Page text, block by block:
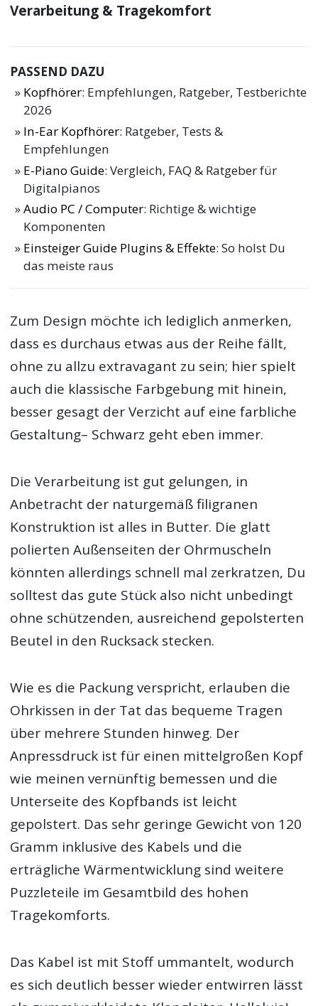
Verarbeitung & Tragekomfort
PASSEND DAZU
Kopfhörer: Empfehlungen, Ratgeber, Testberichte
2026
In-Ear Kopfhörer: Ratgeber, Tests &
Empfehlungen
E-Piano Guide: Vergleich, FAQ & Ratgeber für
Digitalpianos
Audio PC / Computer: Richtige & wichtige
Komponenten
Einsteiger Guide Plugins & Effekte: So holst Du
das meiste raus
Zum Design möchte ich lediglich anmerken,
dass es durchaus etwas aus der Reihe fällt,
ohne zu allzu extravagant zu sein; hier spielt
auch die klassische Farbgebung mit hinein,
besser gesagt der Verzicht auf eine farbliche
Gestaltung– Schwarz geht eben immer.
Die Verarbeitung ist gut gelungen, in
Anbetracht der naturgemäß filigranen
Konstruktion ist alles in Butter. Die glatt
polierten Außenseiten der Ohrmuscheln
könnten allerdings schnell mal zerkratzen, Du
solltest das gute Stück also nicht unbedingt
ohne schützenden, ausreichend gepolsterten
Beutel in den Rucksack stecken.
Wie es die Packung verspricht, erlauben die
Ohrkissen in der Tat das bequeme Tragen
über mehrere Stunden hinweg. Der
Anpressdruck ist für einen mittelgroßen Kopf
wie meinen vernünftig bemessen und die
Unterseite des Kopfbands ist leicht
gepolstert. Das sehr geringe Gewicht von 120
Gramm inklusive des Kabels und die
erträgliche Wärmentwicklung sind weitere
Puzzleteile im Gesamtbild des hohen
Tragekomforts.
Das Kabel ist mit Stoff ummantelt, wodurch
es sich deutlich besser wieder entwirren lässt